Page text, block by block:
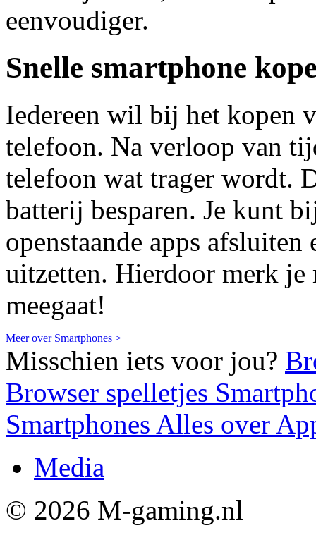
eenvoudiger.
Snelle smartphone
Iedereen wil bij het kopen
telefoon. Na verloop van
telefoon wat trager wordt.
batterij besparen. Je kunt
openstaande apps
uitzetten. Hierdoor merk je
meegaat!
Meer over Smartphones >
Misschien iets voor jou?
Browser spelletjes
Smartphones Alles over
Media
© 2026 M-gaming.nl